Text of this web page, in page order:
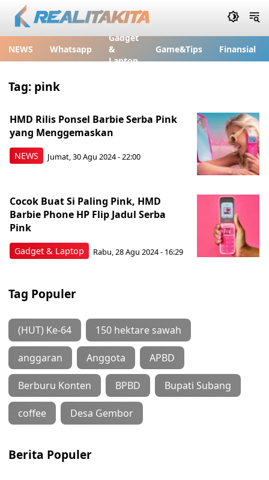
NEWS Whatsapp
Gadget
&
Laptop
Game&Tips Finansial
Tag: pink
NEWS
HMD Rilis Ponsel Barbie Serba Pink
yang Menggemaskan
Jumat, 30 Agu 2024 - 22:00
Gadget & Laptop
Cocok Buat Si Paling Pink, HMD
Barbie Phone HP Flip Jadul Serba
Pink
Rabu, 28 Agu 2024 - 16:29
Tag Populer
(HUT) Ke-64 150 hektare sawah
anggaran Anggota APBD
Berburu Konten BPBD Bupati Subang
coffee Desa Gembor
Berita Populer